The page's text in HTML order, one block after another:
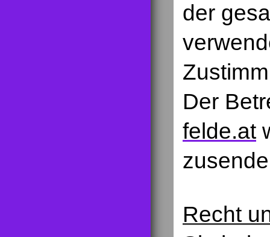
der
Der
felde.at
Recht